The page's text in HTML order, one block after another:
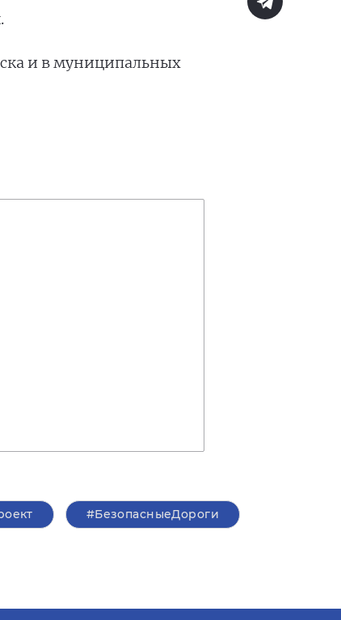
.
и в муниципальных
#БезопасныеДороги